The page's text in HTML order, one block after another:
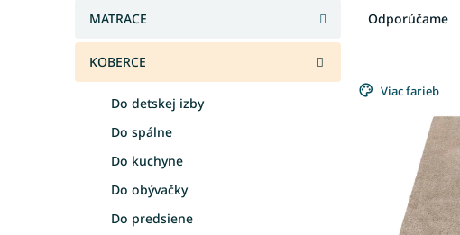
l
MATRACE
KOBERCE
Do detskej izby
Do spálne
Do kuchyne
Do obývačky
Do predsiene
a
i
Odporúčame
ý
Viac farieb